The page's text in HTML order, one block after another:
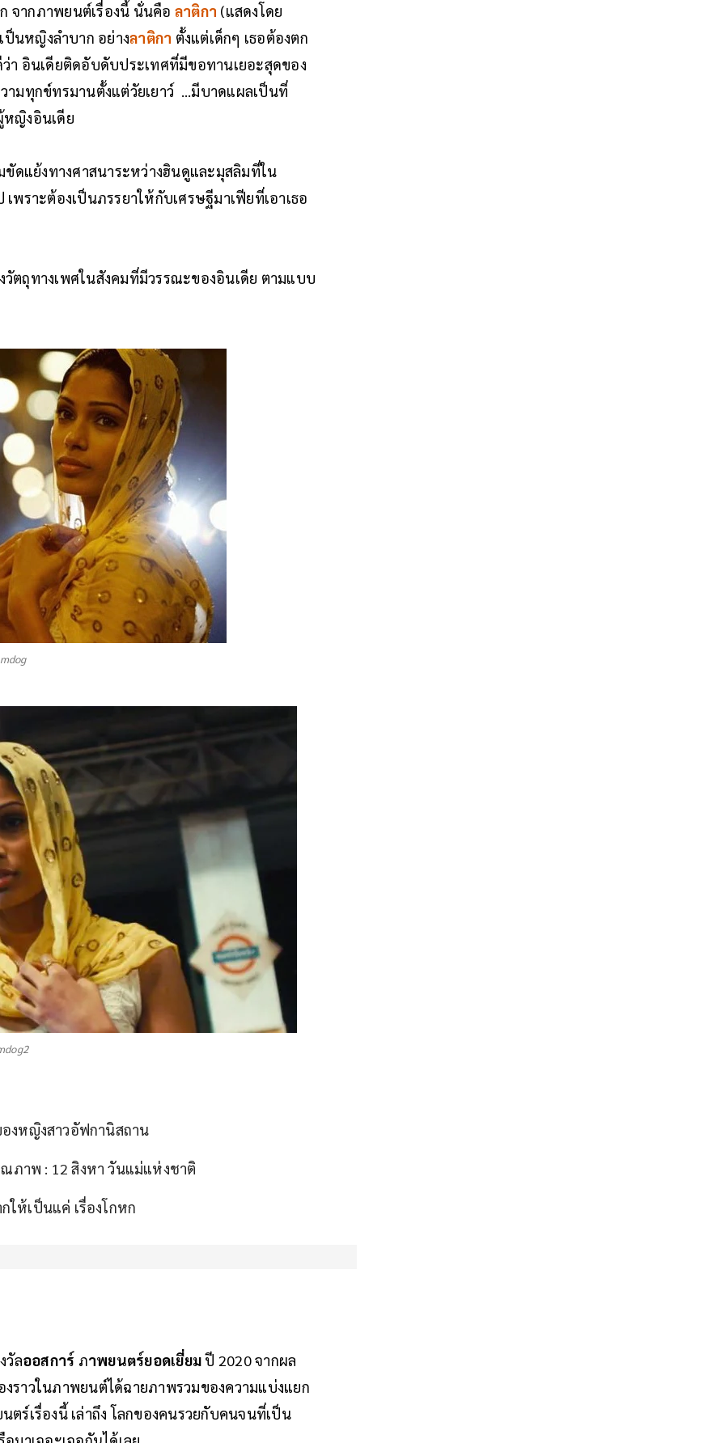
จากภาพยนต์เรื่องนี้ นั่นคือ ลาติกา (แสดงโดย
ป็นหญิงลำบาก อย่างลาติกา ตั้งแต่เด็กๆ เธอต้องตก
า อินเดียติดอับดับประเทศที่มีขอทานเยอะสุดของ
มทุกข์ทรมานตั้งแต่วัยเยาว์ ...มีบาดแผลเป็นที่
หญิงอินเดีย
ขัดแย้งทางศาสนาระหว่างฮินดูและมุสลิมที่ใน
เพราะต้องเป็นภรรยาให้กับเศรษฐีมาเฟียที่เอาเธอ
ตถุทางเพศในสังคมที่มีวรรณะของอินเดีย ตามแบบ
งหญิงสาวอัฟกานิสถาน
ภาพ : 12 สิงหา วันแม่แห่งชาติ
ให้เป็นแค่ เรื่องโกหก
วัลออสการ์ ภาพยนตร์ยอดเยี่ยมปี 2020 จากผล
งราวในภาพยนต์ได้ฉายภาพรวมของความแบ่งแยก
ร์เรื่องนี้ เล่าถึง โลกของคนรวยกับคนจนที่เป็น